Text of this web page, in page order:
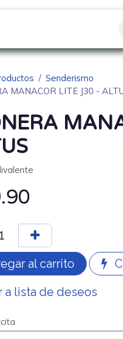
Senderismo
MANACOR LITE J30 -
al carrito
a lista de deseos